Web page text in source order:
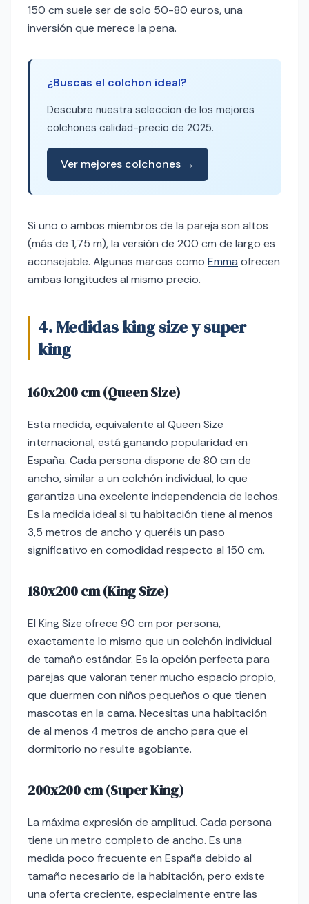
150 cm suele ser de solo 50-80 euros, una
inversión que merece la pena.
¿Buscas el colchon ideal?
Descubre nuestra seleccion de los mejores
colchones calidad-precio de 2025.
Ver mejores colchones →
Si uno o ambos miembros de la pareja son altos
(más de 1,75 m), la versión de 200 cm de largo es
aconsejable. Algunas marcas como Emma ofrecen
ambas longitudes al mismo precio.
4. Medidas king size y super
king
160x200 cm (Queen Size)
Esta medida, equivalente al Queen Size
internacional, está ganando popularidad en
España. Cada persona dispone de 80 cm de
ancho, similar a un colchón individual, lo que
garantiza una excelente independencia de lechos.
Es la medida ideal si tu habitación tiene al menos
3,5 metros de ancho y queréis un paso
significativo en comodidad respecto al 150 cm.
180x200 cm (King Size)
El King Size ofrece 90 cm por persona,
exactamente lo mismo que un colchón individual
de tamaño estándar. Es la opción perfecta para
parejas que valoran tener mucho espacio propio,
que duermen con niños pequeños o que tienen
mascotas en la cama. Necesitas una habitación
de al menos 4 metros de ancho para que el
dormitorio no resulte agobiante.
200x200 cm (Super King)
La máxima expresión de amplitud. Cada persona
tiene un metro completo de ancho. Es una
medida poco frecuente en España debido al
tamaño necesario de la habitación, pero existe
una oferta creciente, especialmente entre las